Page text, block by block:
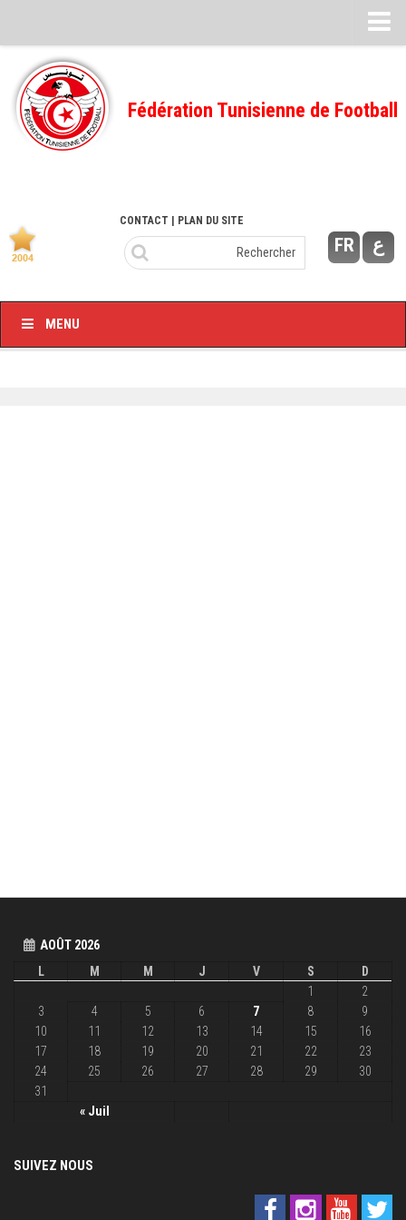
Feuille de match
FMI – 2022/2023
Ligue I – 2022/2023
Ligue I – 2020/2021
Ligue I – 2019/2020
Fédération Tunisienne de Football
FR ع
CONTACT | PLAN DU SITE
MENU
AOÛT 2026
L
M M J V S D
« Juil
1
2
3
4 5 6 7 8
9
10
11 12 13 14 15
16
17
18 19 20 21 22
23
24
25 26 27 28 29
30
31
SUIVEZ NOUS